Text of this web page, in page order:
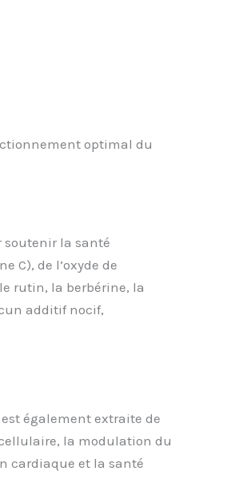
optimal du
soutenir la santé
C), de l’oxyde de
rutin, la berbérine, la
additif nocif,
également extraite de
la modulation du
cardiaque et la santé